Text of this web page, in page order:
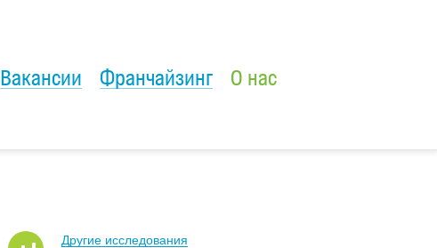
Вакансии Франчайзинг О нас
Другие исследования